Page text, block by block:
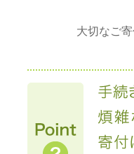
大切なご